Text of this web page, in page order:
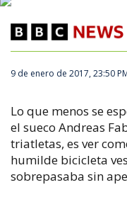
9 de enero de 2017, 23:50
Lo que menos se
el sueco Andreas
triatletas, es ver
humilde bicicleta
sobrepasaba sin